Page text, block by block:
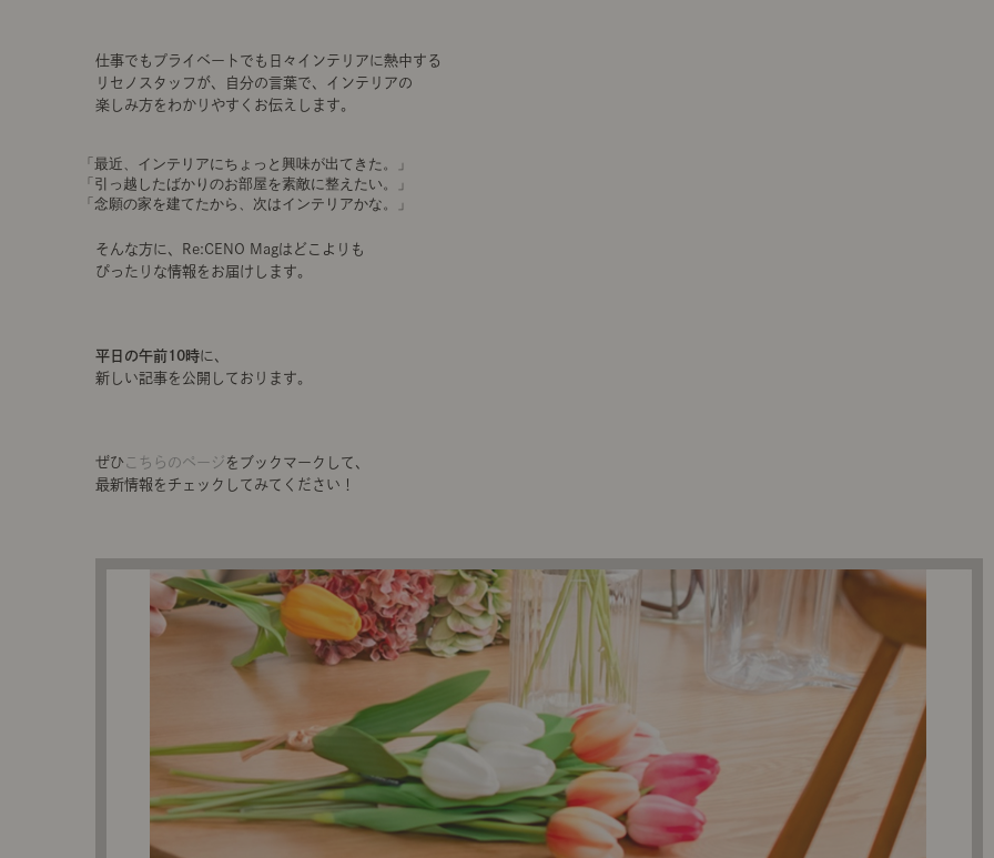
仕事でもプライベートでも日々インテリアに熱中する
リセノスタッフが、自分の言葉で、インテリアの
楽しみ方をわかりやすくお伝えします。
「最近、インテリアにちょっと興味が出てきた。」
「引っ越したばかりのお部屋を素敵に整えたい。」
「念願の家を建てたから、次はインテリアかな。」
そんな方に、Re:CENO Magはどこよりも
ぴったりな情報をお届けします。
平日の午前10時に、
新しい記事を公開しております。
ぜひ こちらのページ をブックマークして、
最新情報をチェックしてみてください！